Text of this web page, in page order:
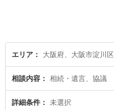
エリア 大阪府、大阪市淀川区
相談内容 相続・遺言、協議
詳細条件 未選択